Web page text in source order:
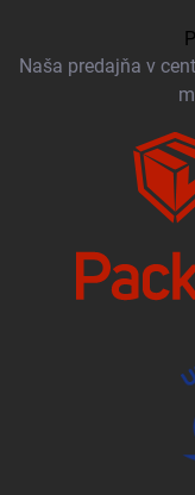
Naša predajňa v